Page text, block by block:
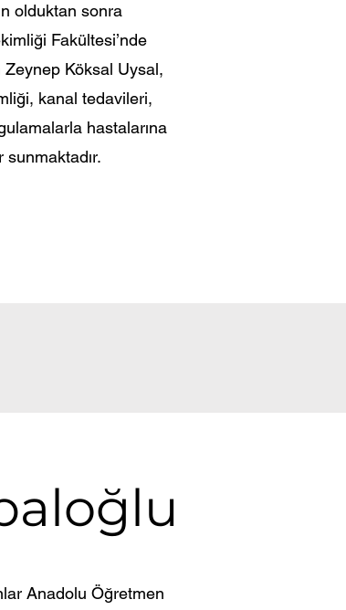
olduktan sonra
Fakültesi’nde
Zeynep Köksal Uysal,
kanal tedavileri,
hastalarına
Anadolu Öğretmen